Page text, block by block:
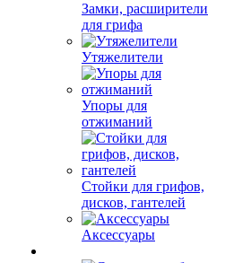
Замки, расширители
для грифа
Утяжелители
Упоры для
отжиманий
Стойки для грифов,
дисков, гантелей
Аксессуары